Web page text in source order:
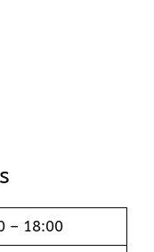
– 18:00